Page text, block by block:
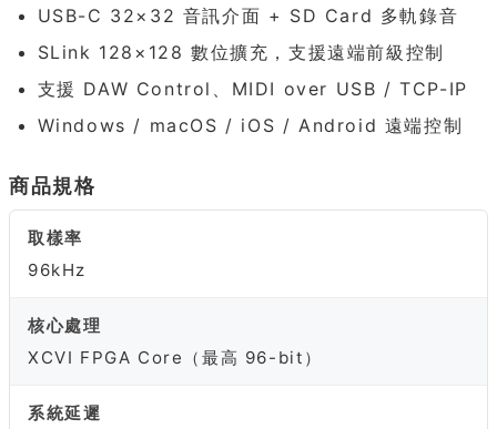
USB-C 32×32 音訊介面 + SD Card 多軌錄音
SLink 128×128 數位擴充，支援遠端前級控制
支援 DAW Control、MIDI over USB / TCP-IP
Windows / macOS / iOS / Android 遠端控制
商品規格
取樣率
96kHz
核心處理
XCVI FPGA Core（最高 96-bit）
系統延遲